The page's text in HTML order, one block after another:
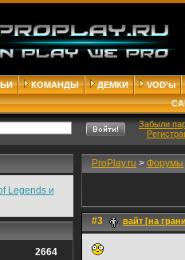
КОМАНДЫ ДЕМКИ
VOD'ы
Забыли
Legends и
2664
ProPlay.ru > Форумы
#3 вайт [на